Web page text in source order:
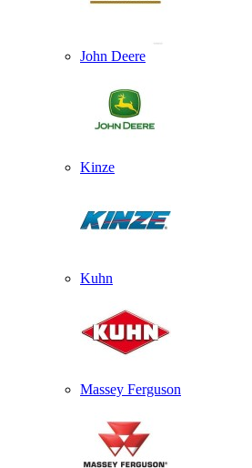
John Deere
Kinze
Kuhn
Massey Ferguson